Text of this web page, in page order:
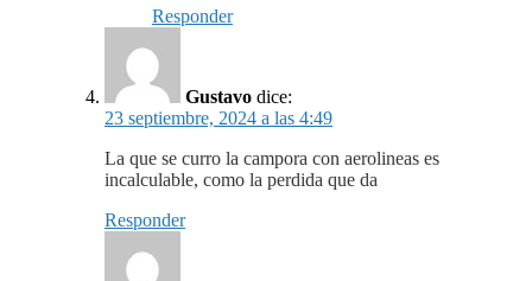
Responder
Gustavo dice:
23 septiembre, 2024 a las 4:49
La que se curro la campora con aerolineas es
incalculable, como la perdida que da
Responder